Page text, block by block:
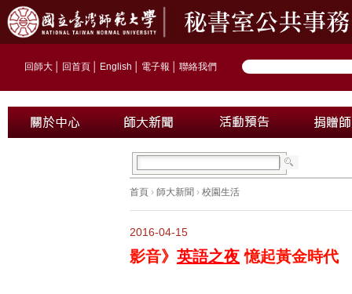
回師大 回首頁 English 電子報 聯絡我們
首頁 › 師大新聞 › 校園生活
2016-04-15
影音》 英語之夜 憶起黃金時代